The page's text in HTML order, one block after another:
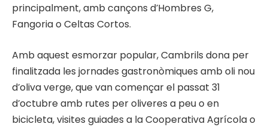
principalment, amb cançons d’Hombres G,
Fangoria o Celtas Cortos.
Amb aquest esmorzar popular, Cambrils dona per
finalitzada les jornades gastronòmiques amb oli nou
d’oliva verge, que van començar el passat 31
d’octubre amb rutes per oliveres a peu o en
bicicleta, visites guiades a la Cooperativa Agrícola o